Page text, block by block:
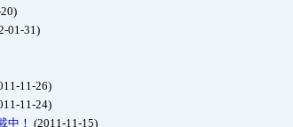
01-31)
11-26)
11-24)
中！ (2011-11-15)